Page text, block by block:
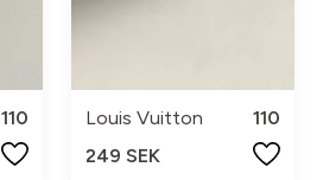
110
Louis Vuitton
110
249 SEK